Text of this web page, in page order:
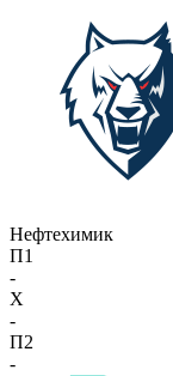
Нефтехимик
П1
-
X
-
П2
-